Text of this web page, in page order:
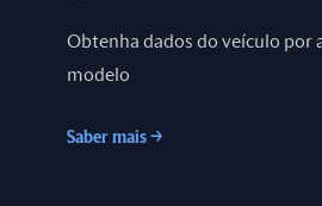
Obtenha dados do veículo por
modelo
Saber mais →